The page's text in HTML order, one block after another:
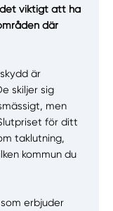
viktigt att ha
där
är
skiljer sig
men
för ditt
taklutning,
kommun du
som erbjuder